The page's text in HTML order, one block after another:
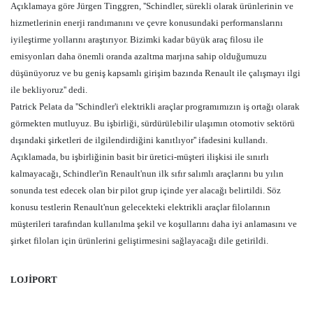
Açıklamaya göre Jürgen Tinggren, ''Schindler, sürekli olarak ürünlerinin ve
hizmetlerinin enerji randımanını ve çevre konusundaki performanslarını
iyileştirme yollarını araştırıyor. Bizimki kadar büyük araç filosu ile
emisyonları daha önemli oranda azaltma marjına sahip olduğumuzu
düşünüyoruz ve bu geniş kapsamlı girişim bazında Renault ile çalışmayı ilgi
ile bekliyoruz'' dedi.
Patrick Pelata da ''Schindler'i elektrikli araçlar programımızın iş ortağı olarak
görmekten mutluyuz. Bu işbirliği, sürdürülebilir ulaşımın otomotiv sektörü
dışındaki şirketleri de ilgilendirdiğini kanıtlıyor'' ifadesini kullandı.
Açıklamada, bu işbirliğinin basit bir üretici-müşteri ilişkisi ile sınırlı
kalmayacağı, Schindler'in Renault'nun ilk sıfır salımlı araçlarını bu yılın
sonunda test edecek olan bir pilot grup içinde yer alacağı belirtildi. Söz
konusu testlerin Renault'nun gelecekteki elektrikli araçlar filolarının
müşterileri tarafından kullanılma şekil ve koşullarını daha iyi anlamasını ve
şirket filoları için ürünlerini geliştirmesini sağlayacağı dile getirildi.
LOJİPORT